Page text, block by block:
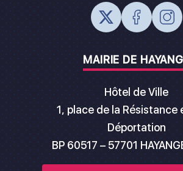
MAIRIE DE
Hôtel de Ville
1, place de la Résistance
Déportation
BP 60517 – 57701